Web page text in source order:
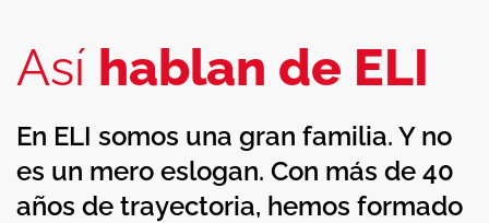
Así hablan de ELI
En ELI somos una gran familia. Y no
es un mero eslogan. Con más de 40
años de trayectoria, hemos formado